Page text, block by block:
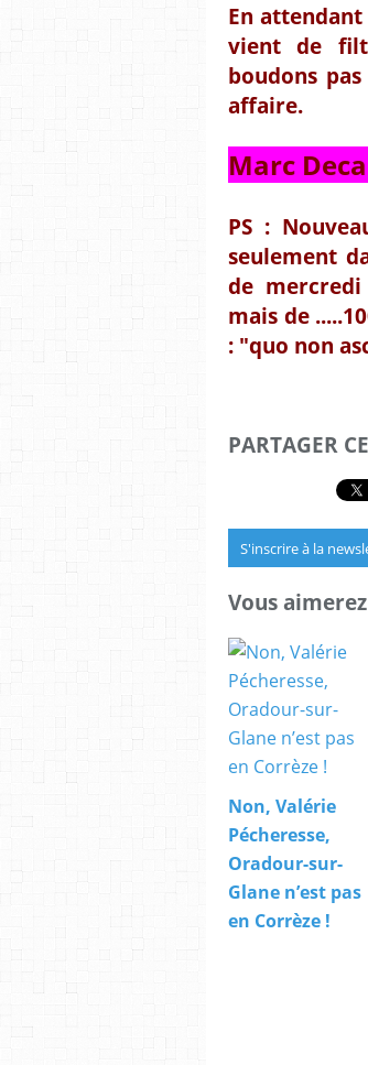
En
vient de
boudons
affaire.
Marc
PS :
seulement
de mercredi
mais de
: "quo non
PARTAGER
S'inscrire à la
Vous
Non, Valérie
Pécheresse,
Oradour-sur-
Glane n’est pas
en Corrèze !